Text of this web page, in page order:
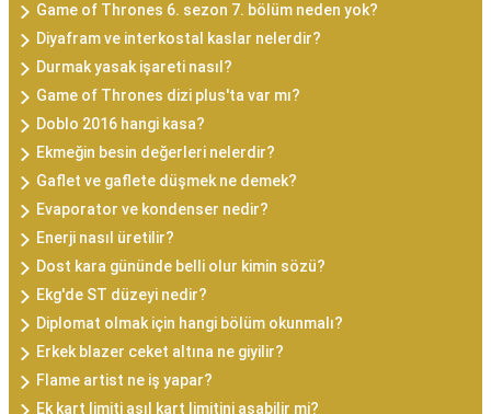
Game of Thrones 6. sezon 7. bölüm neden yok?
Diyafram ve interkostal kaslar nelerdir?
Durmak yasak işareti nasıl?
Game of Thrones dizi plus'ta var mı?
Doblo 2016 hangi kasa?
Ekmeğin besin değerleri nelerdir?
Gaflet ve gaflete düşmek ne demek?
Evaporator ve kondenser nedir?
Enerji nasıl üretilir?
Dost kara gününde belli olur kimin sözü?
Ekg'de ST düzeyi nedir?
Diplomat olmak için hangi bölüm okunmalı?
Erkek blazer ceket altına ne giyilir?
Flame artist ne iş yapar?
Ek kart limiti asıl kart limitini aşabilir mi?